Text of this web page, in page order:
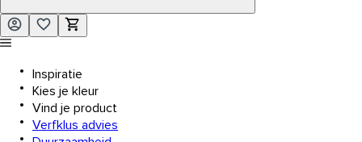
Inspiratie
Kies je kleur
Vind je product
Verfklus advies